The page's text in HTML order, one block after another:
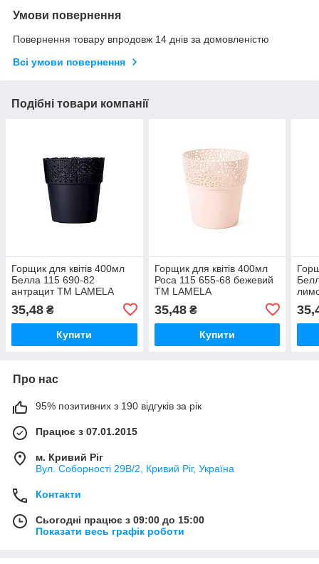
Умови повернення
Повернення товару впродовж 14 днів за домовленістю
Всі умови повернення
Подібні товари компанії
Горщик для квітів 400мл
Белла 115 690-82
антрацит ТМ LAMELA
35,48 ₴
Купити
Горщик для квітів 400мл
Роса 115 655-68 бежевий
ТМ LAMELA
35,48₴
Купити
Про нас
95% позитивних з 190 відгуків за рік
Працює з 07.01.2015
м. Кривий Ріг
Вул. Соборності 29В/2, Кривий Ріг, Україна
Контакти
Сьогодні працює з 09:00 до 15:00
Показати весь графік роботи